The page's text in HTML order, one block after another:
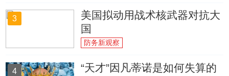
3
美国拟动用战术核武器对抗大
国
防务新观察
4 “天才”因凡蒂诺是如何失算的